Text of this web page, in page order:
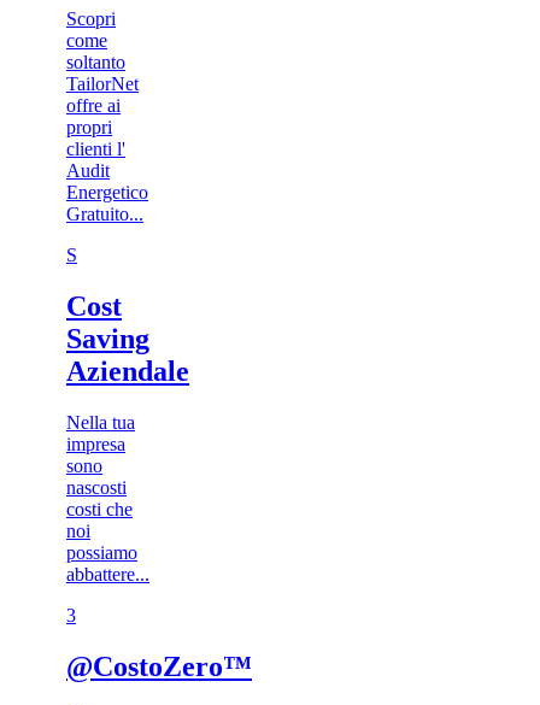
Scopri
come
soltanto
TailorNet
offre ai
propri
clienti l'
Audit
Energetico
Gratuito...
S
Cost
Saving
Aziendale
Nella tua
impresa
sono
nascosti
costi che
noi
possiamo
abbattere...
3​
@CostoZero™